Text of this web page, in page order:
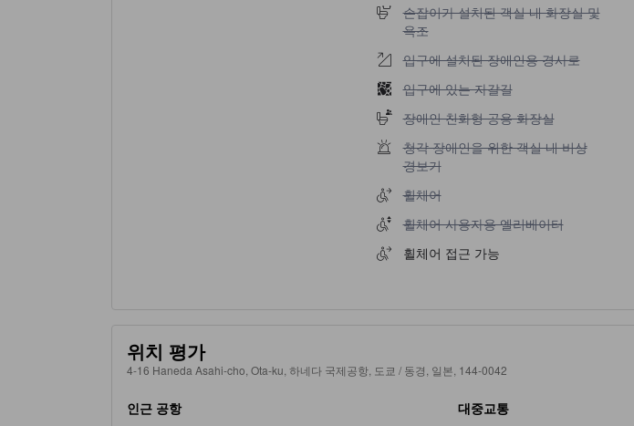
손잡이가 설치된 객실 내 화장실 및 욕조 이
손잡이가 설치된 객실 내 화장실 및
욕조
입구에 설치된 장애인용 경사로 이용 불가
입구에 설치된 장애인용 경사로
입구에 있는 자갈길 이용 불가
입구에 있는 자갈길
장애인 친화형 공용 화장실 이용 불가
장애인 친화형 공용 화장실
청각 장애인을 위한 객실 내 비상 경보기 이
청각 장애인을 위한 객실 내 비상
경보기
휠체어 이용 불가
휠체어
휠체어 사용자용 엘리베이터 이용 불가
휠체어 사용자용 엘리베이터
휠체어 접근 가능
위치 평가
4-16 Haneda Asahi-cho, Ota-ku, 하네다 국제공항, 도쿄 / 동경, 일본, 144-0042
인근 공항 대중교통